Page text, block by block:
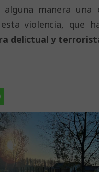
manera una
violencia, que
delictual y